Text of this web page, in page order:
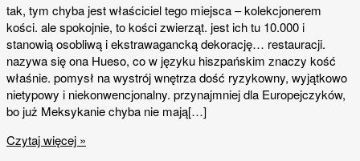
tak, tym chyba jest właściciel tego miejsca – kolekcjonerem
kości. ale spokojnie, to kości zwierząt. jest ich tu 10.000 i
stanowią osobliwą i ekstrawagancką dekorację… restauracji.
nazywa się ona Hueso, co w języku hiszpańskim znaczy kość
właśnie. pomysł na wystrój wnętrza dość ryzykowny, wyjątkowo
nietypowy i niekonwencjonalny. przynajmniej dla Europejczyków,
bo już Meksykanie chyba nie mają[…]
Czytaj więcej »